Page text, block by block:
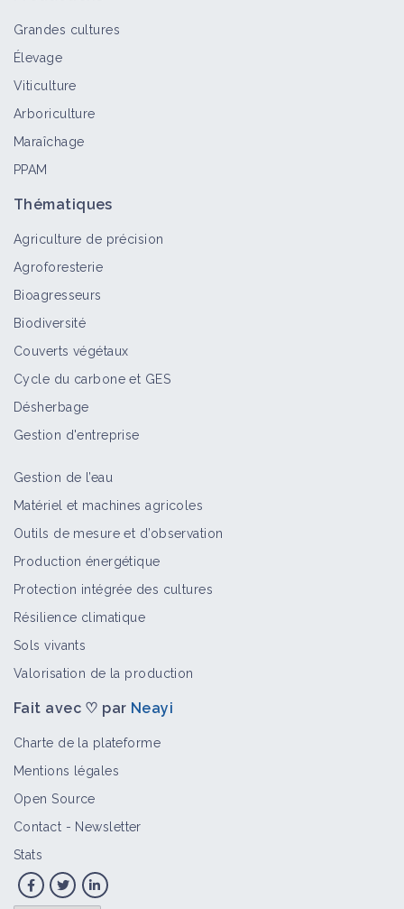
Grandes cultures
Élevage
Viticulture
Arboriculture
Maraîchage
PPAM
Thématiques
Agriculture de précision
Agroforesterie
Bioagresseurs
Biodiversité
Couverts végétaux
Cycle du carbone et GES
Désherbage
Gestion d'entreprise
Gestion de l’eau
Matériel et machines agricoles
Outils de mesure et d’observation
Production énergétique
Protection intégrée des cultures
Résilience climatique
Sols vivants
Valorisation de la production
Fait avec ♡ par Neayi
Charte de la plateforme
Mentions légales
Open Source
Contact - Newsletter
Stats